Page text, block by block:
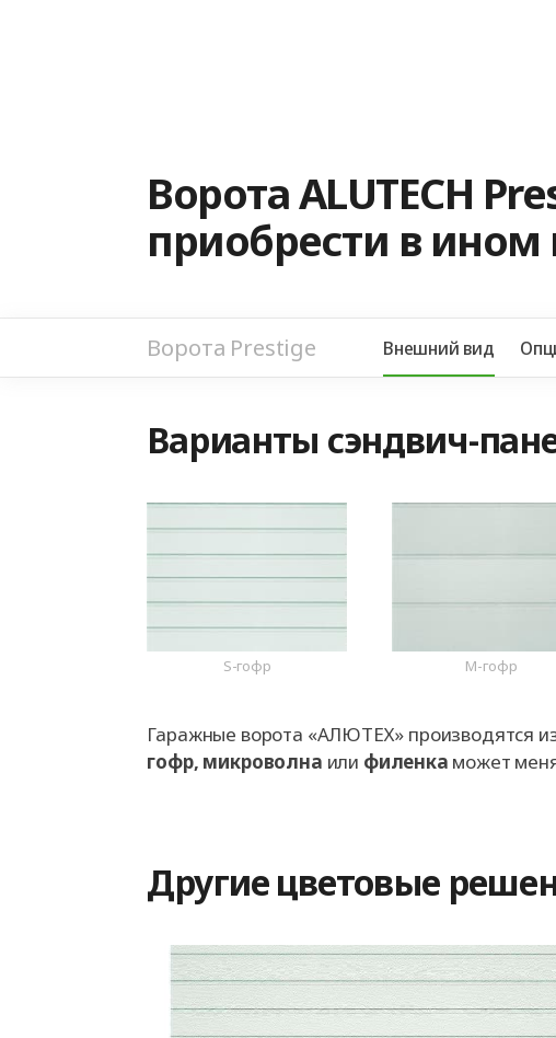
Ворота ALUTECH
приобрести в
Ворота Prestige Внешний вид
Варианты сэндвич-
S-гофр M-гофр
Гаражные ворота «АЛЮТЕХ» производятся
гофр, микроволна или филенка может
Другие цветовые